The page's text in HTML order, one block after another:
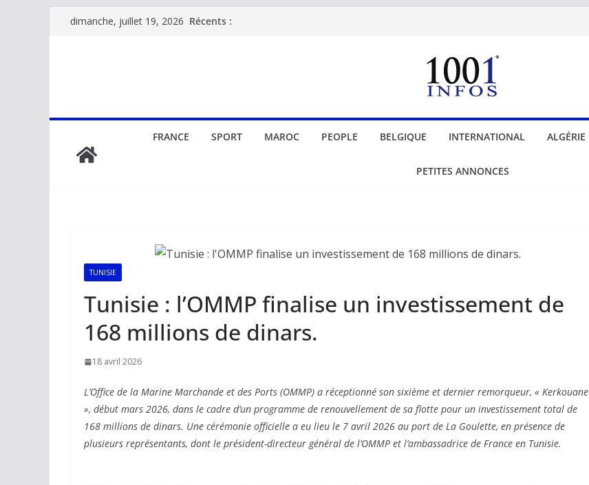
Passerdimanche, juillet 19, 2026 Récents :
FRANCE SPORT MAROC PEOPLE BELGIQUE INTERNATIONAL ALGÉRIE
PETITES ANNONCES
TUNISIE
Tunisie : l’OMMP finalise un investissement de
168 millions de dinars.
18 avril 2026
L’Office de la Marine Marchande et des Ports (OMMP) a réceptionné son sixième et dernier remorqueur, « Kerkouane
», début mars 2026, dans le cadre d’un programme de renouvellement de sa flotte pour un investissement total de
168 millions de dinars. Une cérémonie officielle a eu lieu le 7 avril 2026 au port de La Goulette, en présence de
plusieurs représentants, dont le président-directeur général de l’OMMP et l’ambassadrice de France en Tunisie.